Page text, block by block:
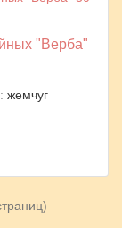
"Верба"
жемчуг